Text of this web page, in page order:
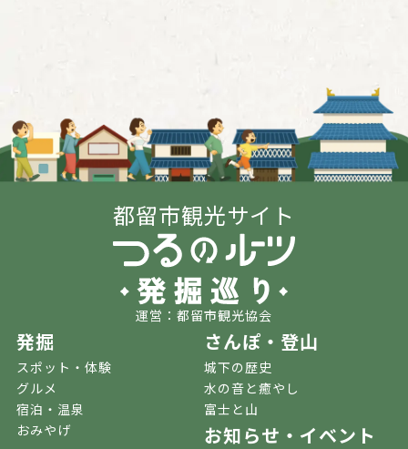
都留市観光サイト
運営：都留市観光協会
発掘
スポット・体験
グルメ
宿泊・温泉
おみやげ
さんぽ・登山
城下の歴史
水の音と癒やし
富士と山
お知らせ・イベント